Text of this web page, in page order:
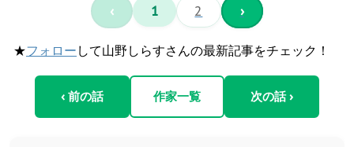
‹ 1 2 ›
★フォロー して山野しらすさんの最新記事をチェック！
‹ 前の話 作家一覧 次の話 ›